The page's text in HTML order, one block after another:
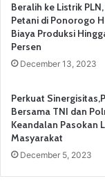
Beralih ke Listrik
Petani di Ponorogo
Biaya Produksi
Persen
December 13, 2023
Perkuat
Bersama TNI dan
Keandalan Pasokan
Masyarakat
December 5, 2023